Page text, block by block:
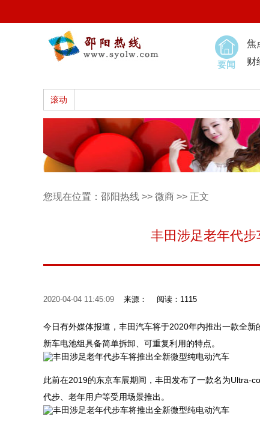
要闻
焦
财
滚动
您现在位置： 邵阳热线 >> 微商 >> 正文
丰田涉足老年代
2020-04-04 11:45:09 来源： 阅读：1115
今日有外媒体报道，丰田汽车将于2020年内推出一款全新
新车电池组具备简单拆卸、可重复利用的特点。
此前在2019的东京车展期间，丰田发布了一款名为Ultra-
代步、老年用户等受用场景推出。